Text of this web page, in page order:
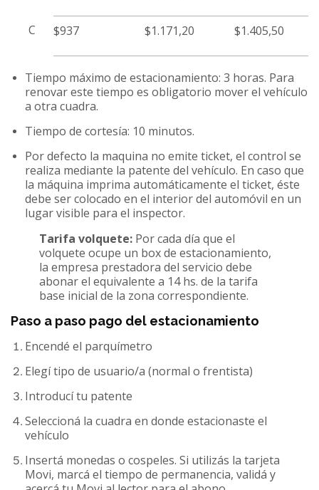
C $937 $1.171,20 $1.405,50
Tiempo máximo de estacionamiento: 3 horas. Para
renovar este tiempo es obligatorio mover el vehículo
a otra cuadra.
Tiempo de cortesía: 10 minutos.
Por defecto la maquina no emite ticket, el control se
realiza mediante la patente del vehículo. En caso que
la máquina imprima automáticamente el ticket, éste
debe ser colocado en el interior del automóvil en un
lugar visible para el inspector.
Tarifa volquete: Por cada día que el
volquete ocupe un box de estacionamiento,
la empresa prestadora del servicio debe
abonar el equivalente a 14 hs. de la tarifa
base inicial de la zona correspondiente.
Paso a paso pago del estacionamiento
Encendé el parquímetro
Elegí tipo de usuario/a (normal o frentista)
Introducí tu patente
Seleccioná la cuadra en donde estacionaste el
vehículo
Insertá monedas o cospeles. Si utilizás la tarjeta
Movi, marcá el tiempo de permanencia, validá y